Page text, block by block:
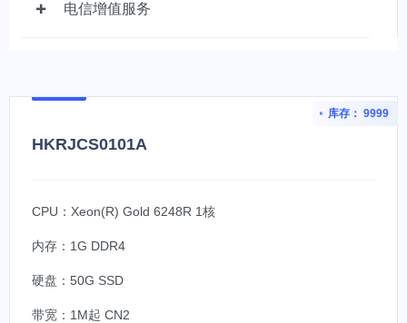
电信增值服务
库存： 9999
HKRJCS0101A
CPU：Xeon(R) Gold 6248R 1核
内存：1G DDR4
硬盘：50G SSD
带宽：1M起 CN2